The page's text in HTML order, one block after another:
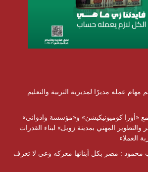
عمله مديرًا لمديرية التربية والتعليم
«أورا كوميونيكيشن» و«مؤسسة وادواني»
والتطوير المهني بمدينة زويل» لبناء القدرات
العملاء
محمود : مصر بكل أبنائها معركه وعي لا تعرف